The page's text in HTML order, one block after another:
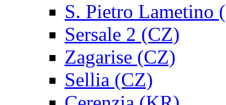
S. Pietro Lametino
Sersale 2 (CZ)
Zagarise (CZ)
Sellia (CZ)